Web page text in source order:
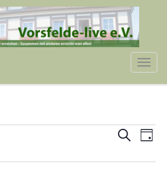
SucheTag